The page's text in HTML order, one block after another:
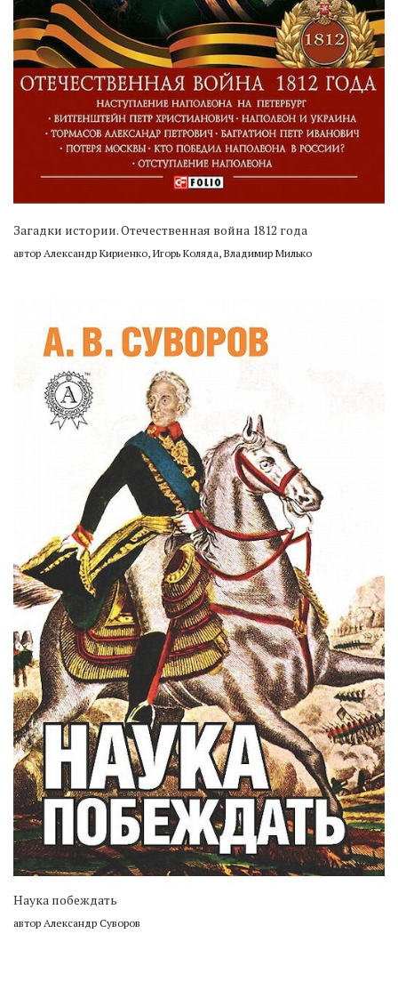
Загадки истории. Отечественная война 1812 года
автор Александр Кириенко, Игорь Коляда, Владимир Милько
Наука побеждать
автор Александр Суворов